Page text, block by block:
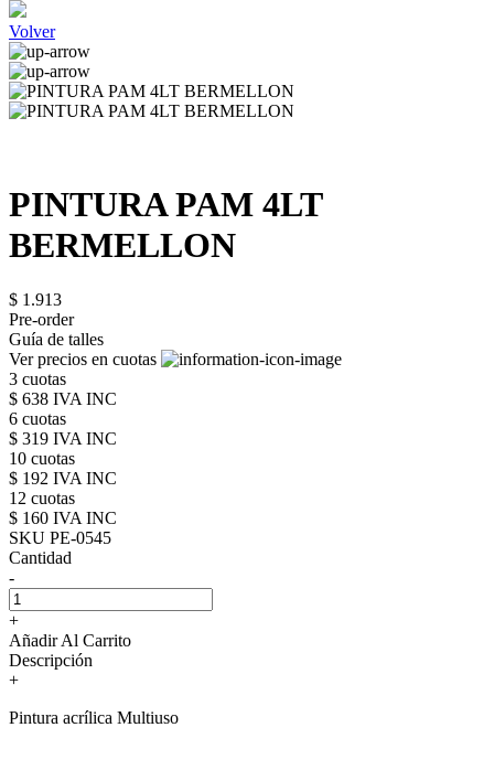
Volver
PINTURA PAM 4LT
BERMELLON
$ 1.913
Pre-order
Guía de talles
Ver precios en cuotas
3 cuotas
$ 638 IVA INC
6 cuotas
$ 319 IVA INC
10 cuotas
$ 192 IVA INC
12 cuotas
$ 160 IVA INC
SKU PE-0545
Cantidad
-
+
Añadir Al Carrito
Descripción
+
Pintura acrílica Multiuso